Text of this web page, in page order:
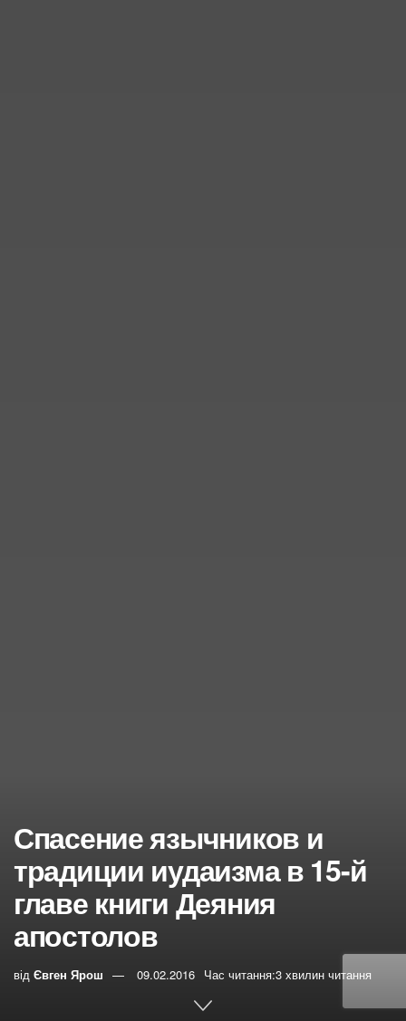
Спасение язычников и
традиции иудаизма в 15-й
главе книги Деяния
апостолов
від Євген Ярош 09.02.2016 Час читання:3 хвилин читання